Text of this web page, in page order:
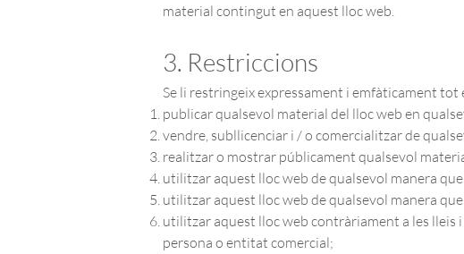
material contingut en aquest lloc web.
3. Restriccions
Se li restringeix expressament i emfàticament tot
publicar qualsevol material del lloc web en
vendre, subllicenciar i / o comercialitzar de
realitzar o mostrar públicament qualsevol
utilitzar aquest lloc web de qualsevol manera
utilitzar aquest lloc web de qualsevol manera
utilitzar aquest lloc web contràriament a les lleis
persona o entitat comercial;